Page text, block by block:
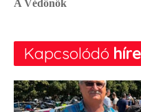
A Védőnők
Kapcsolódó